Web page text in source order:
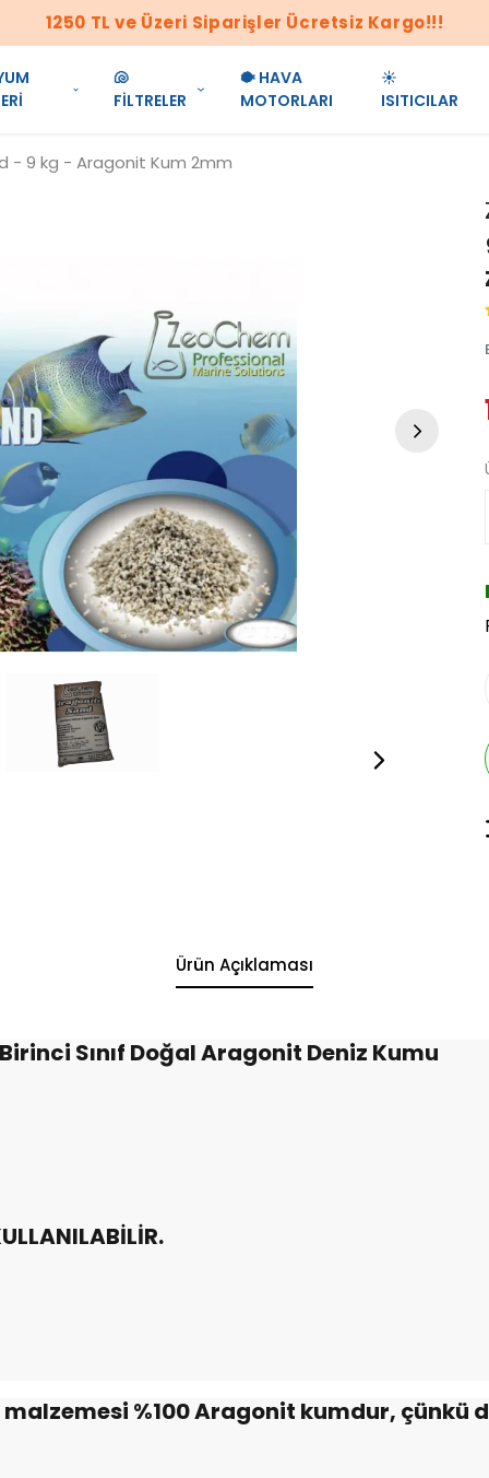
1250 TL ve Üzeri Siparişler Ücretsiz Kargo!!!
🐚
FİLTRELER
🐡 HAVA
MOTORLARI
☀️
ISITICILAR
- 9 kg - Aragonit Kum 2mm
Ürün Açıklaması
Sınıf Doğal Aragonit Deniz Kumu
%100 Aragonit kumdur,